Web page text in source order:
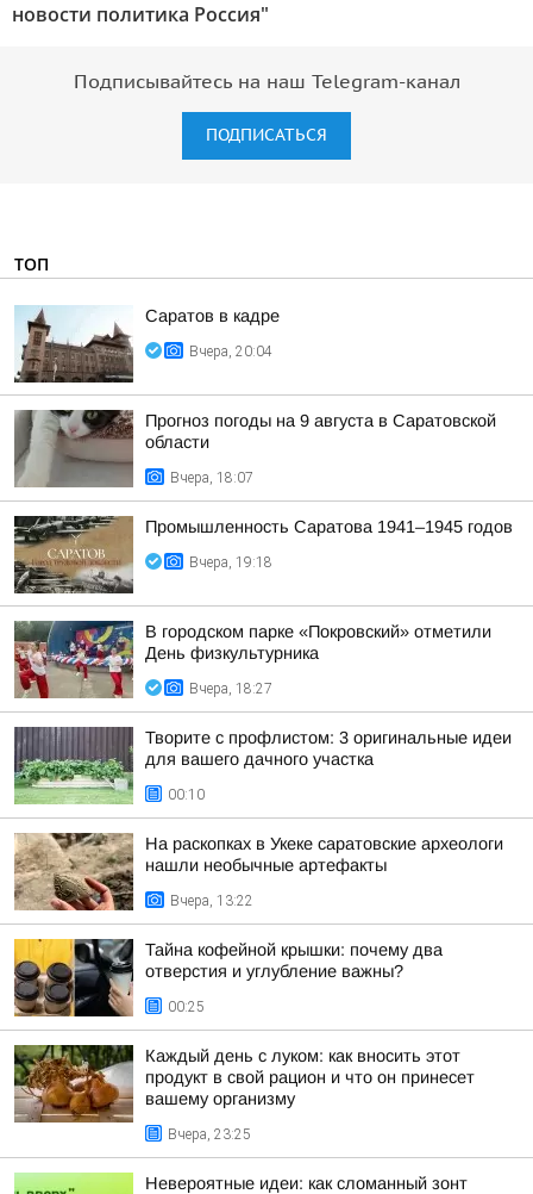
новости политика Россия"
Подписывайтесь на наш Telegram-канал
ПОДПИСАТЬСЯ
ТОП
Саратов в кадре
Вчера, 20:04
Прогноз погоды на 9 августа в Саратовской
области
Вчера, 18:07
Промышленность Саратова 1941–1945 годов
Вчера, 19:18
В городском парке «Покровский» отметили
День физкультурника
Вчера, 18:27
Творите с профлистом: 3 оригинальные идеи
для вашего дачного участка
00:10
На раскопках в Укеке саратовские археологи
нашли необычные артефакты
Вчера, 13:22
Тайна кофейной крышки: почему два
отверстия и углубление важны?
00:25
Каждый день с луком: как вносить этот
продукт в свой рацион и что он принесет
вашему организму
Вчера, 23:25
Невероятные идеи: как сломанный зонт